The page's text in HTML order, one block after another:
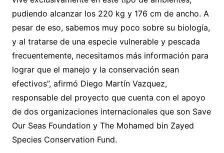
pudiendo alcanzar los 220 kg y 176 cm de ancho. A
pesar de eso, sabemos muy poco sobre su biología,
y al tratarse de una especie vulnerable y pescada
frecuentemente, necesitamos más información para
lograr que el manejo y la conservación sean
efectivos”, afirmó Diego Martín Vazquez,
responsable del proyecto que cuenta con el apoyo
de dos organizaciones internacionales que son Save
Our Seas Foundation y The Mohamed bin Zayed
Species Conservation Fund.